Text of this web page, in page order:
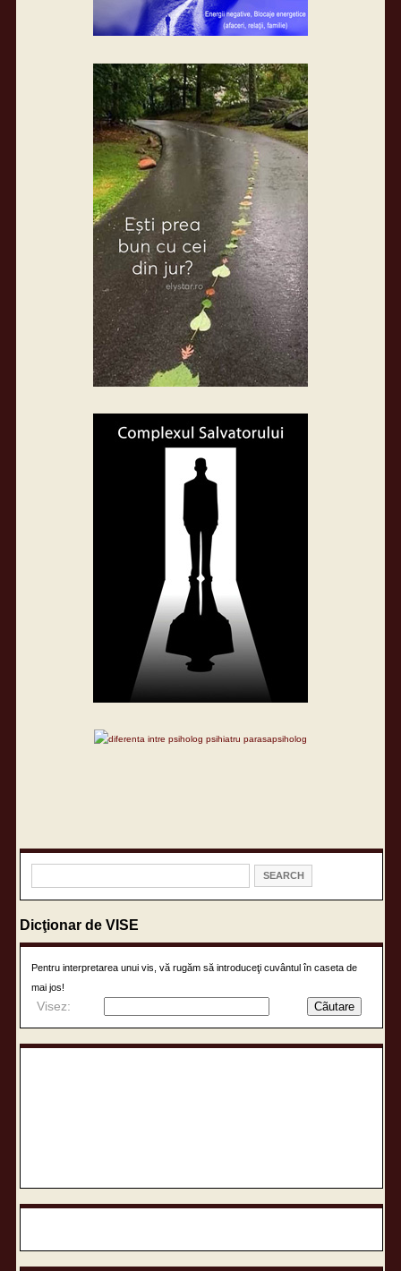
Dicţionar de VISE
Pentru interpretarea unui vis, vă rugăm să introduceţi cuvântul în caseta de
mai jos!
Visez: